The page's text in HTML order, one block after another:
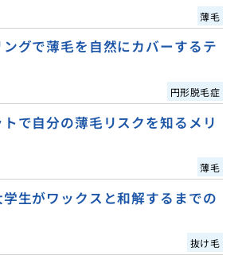
薄毛
グで薄毛を自然にカバーするテ
円形脱毛症
で自分の薄毛リスクを知るメリ
薄毛
生がワックスと和解するまでの
抜け毛